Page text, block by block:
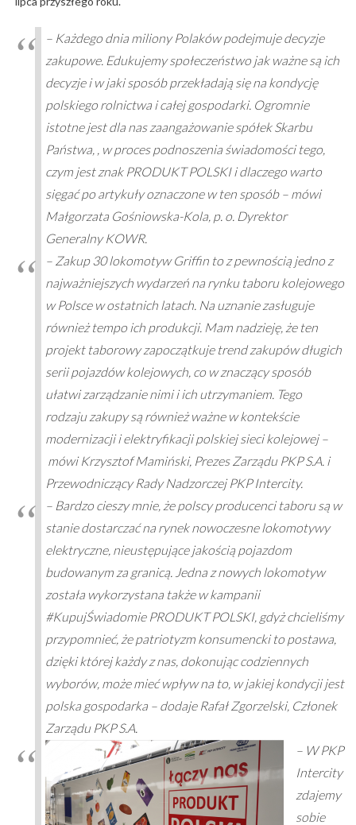
– Każdego dnia miliony Polaków podejmuje decyzje
zakupowe. Edukujemy społeczeństwo jak ważne są ich
decyzje i w jaki sposób przekładają się na kondycję
polskiego rolnictwa i całej gospodarki. Ogromnie
istotne jest dla nas zaangażowanie spółek Skarbu
Państwa, , w proces podnoszenia świadomości tego,
czym jest znak PRODUKT POLSKI i dlaczego warto
sięgać po artykuły oznaczone w ten sposób – mówi
Małgorzata Gośniowska-Kola, p. o. Dyrektor
Generalny KOWR.
– Zakup 30 lokomotyw Griffin to z pewnością jedno z
najważniejszych wydarzeń na rynku taboru kolejowego
w Polsce w ostatnich latach. Na uznanie zasługuje
również tempo ich produkcji. Mam nadzieję, że ten
projekt taborowy zapoczątkuje trend zakupów długich
serii pojazdów kolejowych, co w znaczący sposób
ułatwi zarządzanie nimi i ich utrzymaniem. Tego
rodzaju zakupy są również ważne w kontekście
modernizacji i elektryfikacji polskiej sieci kolejowej –
mówi Krzysztof Mamiński, Prezes Zarządu PKP S.A. i
Przewodniczący Rady Nadzorczej PKP Intercity.
– Bardzo cieszy mnie, że polscy producenci taboru są w
stanie dostarczać na rynek nowoczesne lokomotywy
elektryczne, nieustępujące jakością pojazdom
budowanym za granicą. Jedna z nowych lokomotyw
została wykorzystana także w kampanii
#KupujŚwiadomie PRODUKT POLSKI, gdyż chcieliśmy
przypomnieć, że patriotyzm konsumencki to postawa,
dzięki której każdy z nas, dokonując codziennych
wyborów, może mieć wpływ na to, w jakiej kondycji jest
polska gospodarka – dodaje Rafał Zgorzelski, Członek
Zarządu PKP S.A.
– W PKP
Intercity
zdajemy
sobie